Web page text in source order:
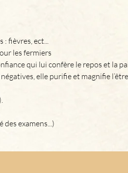
: fièvres, ect...
les fermiers
qui lui confère le repos et la
elle purifie et magnifie
examens...)